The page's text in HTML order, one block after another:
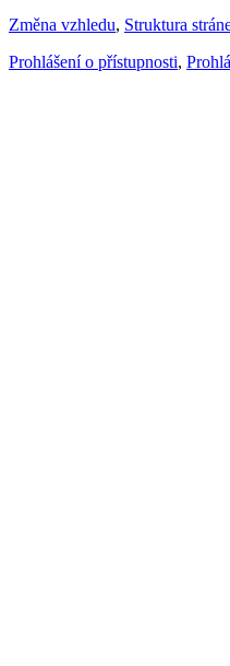
Změna vzhledu, Struktura
Prohlášení o přístupnosti,